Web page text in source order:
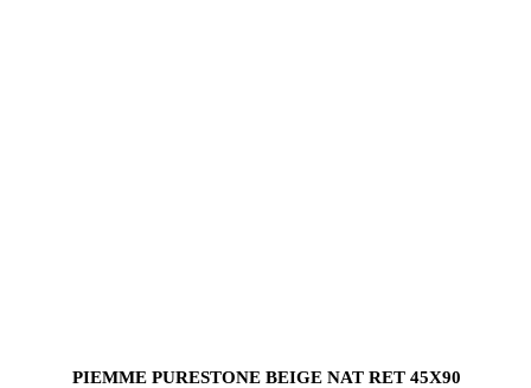
PIEMME PURESTONE BEIGE NAT RET 45X90